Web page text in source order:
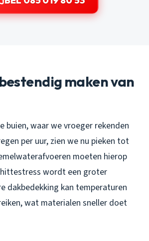
maken van
buien, waar we vroeger rekenden
per uur, zien we nu pieken tot
moeten hierop
hittestress wordt een groter
dakbedekking kan temperaturen
wat materialen sneller doet